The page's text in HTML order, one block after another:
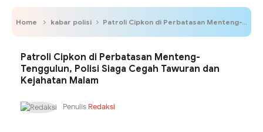
Home kabar polisi Patroli Cipkon di Perbatasan Menteng-Tenggulun, Polisi Siaga Cegah Tawuran dan Kejahatan Malam
Patroli Cipkon di Perbatasan Menteng-
Tenggulun, Polisi Siaga Cegah Tawuran dan
Kejahatan Malam
Penulis Redaksi